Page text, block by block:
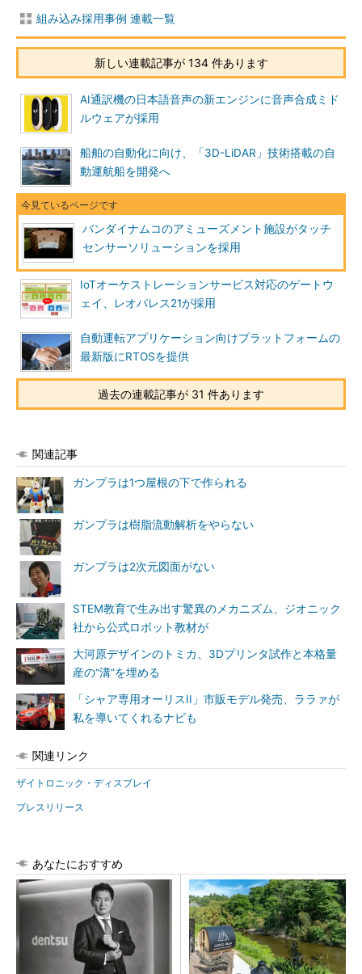
組み込み採用事例 連載一覧
新しい連載記事が 134 件あります
AI通訳機の日本語音声の新エンジンに音声合成ミド
ルウェアが採用
船舶の自動化に向け、「3D-LiDAR」技術搭載の自
動運航船を開発へ
バンダイナムコのアミューズメント施設がタッチ
センサーソリューションを採用
IoTオーケストレーションサービス対応のゲートウ
ェイ、レオパレス21が採用
自動運転アプリケーション向けプラットフォームの
最新版にRTOSを提供
過去の連載記事が 31 件あります
関連記事
ガンプラは1つ屋根の下で作られる
ガンプラは樹脂流動解析をやらない
ガンプラは2次元図面がない
STEM教育で生み出す驚異のメカニズム、ジオニック
社から公式ロボット教材が
大河原デザインのトミカ、3Dプリンタ試作と本格量
産の“溝”を埋める
「シャア専用オーリスII」市販モデル発売、ララァが
私を導いてくれるナビも
関連リンク
ザイトロニック・ディスプレイ
プレスリリース
あなたにおすすめ